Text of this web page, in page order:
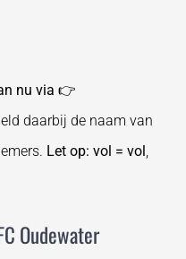
nu via 👉
daarbij de naam van
Let op: vol = vol
Oudewater